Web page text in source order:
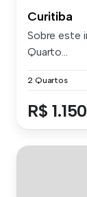
Curitiba
Sobre este
Quarto...
2 Quartos
R$ 1.150